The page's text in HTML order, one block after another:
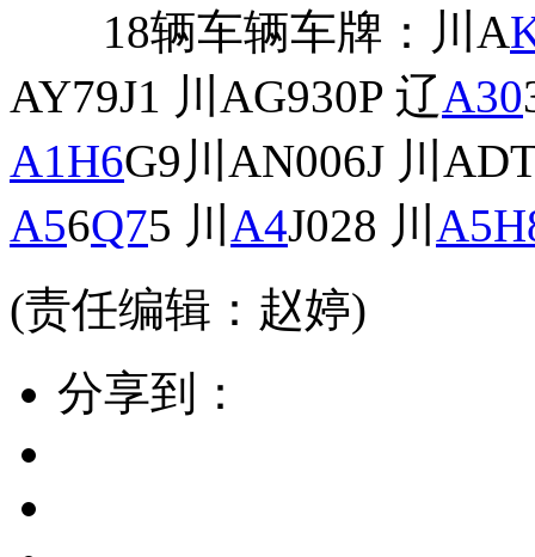
18辆车辆车牌：川A
AY79J1 川AG930P 辽A30
A1H6G9川AN006J 川
A56Q75 川 A4J028 川 A5
(责任编辑：赵婷)
分享到：